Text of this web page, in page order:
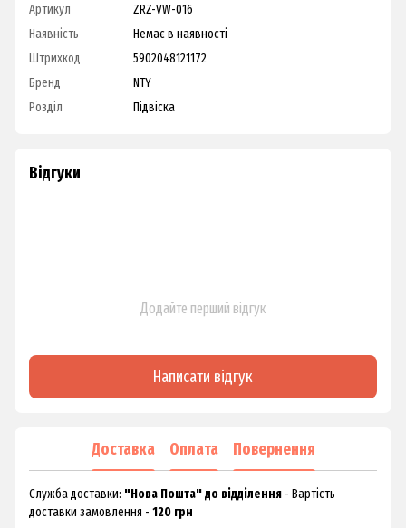
Артикул
ZRZ-VW-016
Наявність
Немає в наявності
Штрихкод
5902048121172
Бренд
NTY
Розділ
Підвіска
Відгуки
Додайте перший відгук
Написати відгук
Доставка Оплата Повернення
Служба доставки: "Нова Пошта" до відділення - Вартість
доставки замовлення - 120 грн